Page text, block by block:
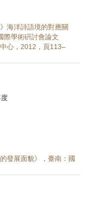
海洋詩語境的對應關
際學術硏討會論文
心，2012，頁113–
發展面貌》，臺南：國